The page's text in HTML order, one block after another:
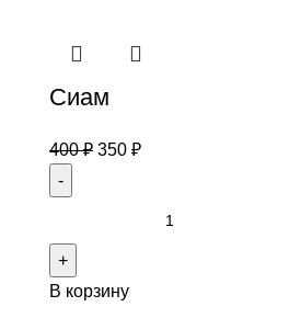
Сиам
400₽ 350 ₽
В корзину